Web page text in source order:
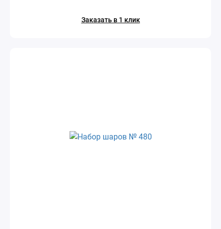
Заказать в 1 клик